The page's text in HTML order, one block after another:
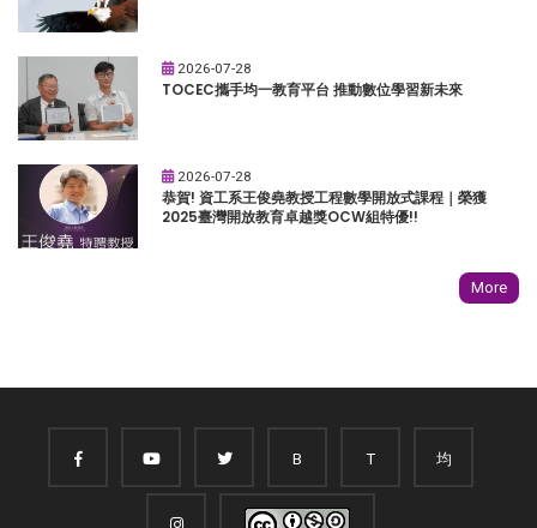
2026-07-28
TOCEC攜手均一教育平台 推動數位學習新未來
2026-07-28
恭賀! 資工系王俊堯教授工程數學開放式課程｜榮獲
2025臺灣開放教育卓越獎OCW組特優!!
More
B T 均